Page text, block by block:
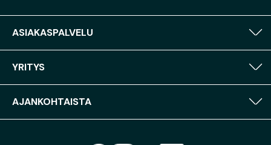
ASIAKASPALVELU
YRITYS
AJANKOHTAISTA